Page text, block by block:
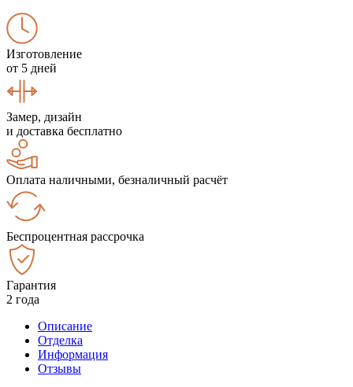
Изготовление
от 5 дней
Замер, дизайн
и доставка бесплатно
Оплата наличными, безналичный расчёт
Беспроцентная рассрочка
Гарантия
2 года
Описание
Отделка
Информация
Отзывы